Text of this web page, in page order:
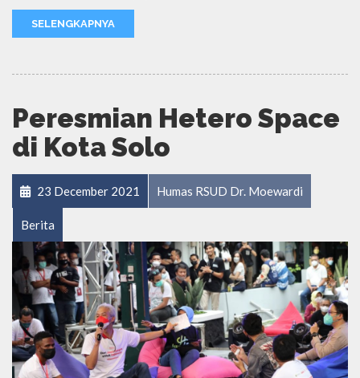
SELENGKAPNYA
Peresmian Hetero Space
di Kota Solo
23 December 2021 Humas RSUD Dr. Moewardi
Berita